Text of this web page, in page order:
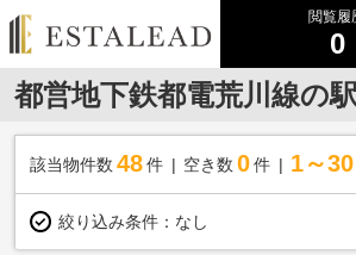
閲覧履
0
都営地下鉄都電荒川線の
該当物件数 48件 空き数 0 件 1～30
絞り込み条件： なし